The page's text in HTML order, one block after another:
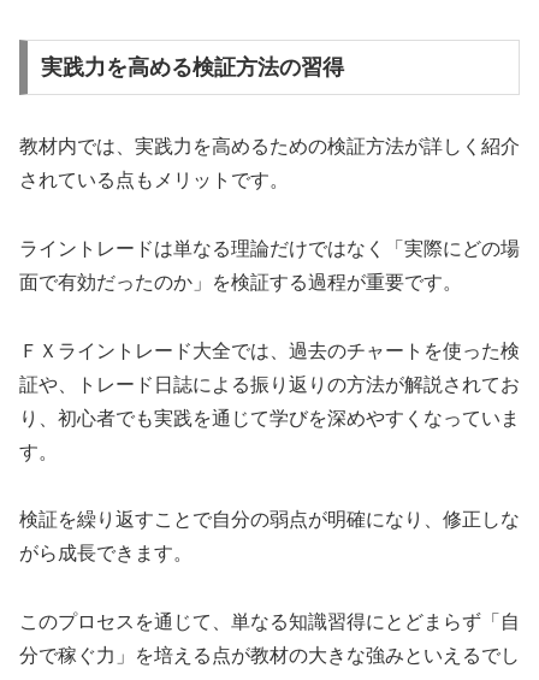
実践力を高める検証方法の習得
教材内では、実践力を高めるための検証方法が詳しく紹介
されている点もメリットです。
ライントレードは単なる理論だけではなく「実際にどの場
面で有効だったのか」を検証する過程が重要です。
ＦＸライントレード大全では、過去のチャートを使った検
証や、トレード日誌による振り返りの方法が解説されてお
り、初心者でも実践を通じて学びを深めやすくなっていま
す。
検証を繰り返すことで自分の弱点が明確になり、修正しな
がら成長できます。
このプロセスを通じて、単なる知識習得にとどまらず「自
分で稼ぐ力」を培える点が教材の大きな強みといえるでし